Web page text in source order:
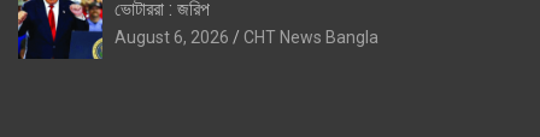
ভোটাররা : জরিপ
August 6, 2026 CHT News Bangla